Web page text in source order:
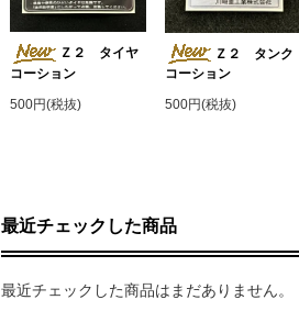
Ｚ２ タイヤ
コーション
500円(税抜)
Ｚ２ タンク
コーション
500円(税抜)
最近チェックした商品
最近チェックした商品はまだありません。